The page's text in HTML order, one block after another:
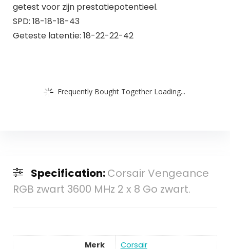
getest voor zijn prestatiepotentieel.
SPD: 18-18-18-43
Geteste latentie: 18-22-22-42
Frequently Bought Together Loading...
Specification:Corsair Vengeance
RGB zwart 3600 MHz 2 x 8 Go zwart.
Merk
Corsair